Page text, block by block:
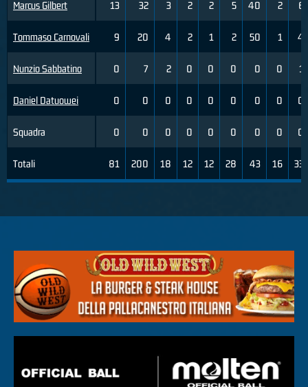
Marcus Gilbert
Tommaso Carnovali
Nunzio Sabbatino
Daniel Datuowei
Squadra
Totali
13 32 3 2 2 5 40 2 6
9 20 4 2 1 2 50 1 4
0 7 2 0 0 0 0 0 1
0 0 0 0 0 0 0 0 0
0 0 0 0 0 0 0 0 0
81 200 18 12 12 28 43 16 33